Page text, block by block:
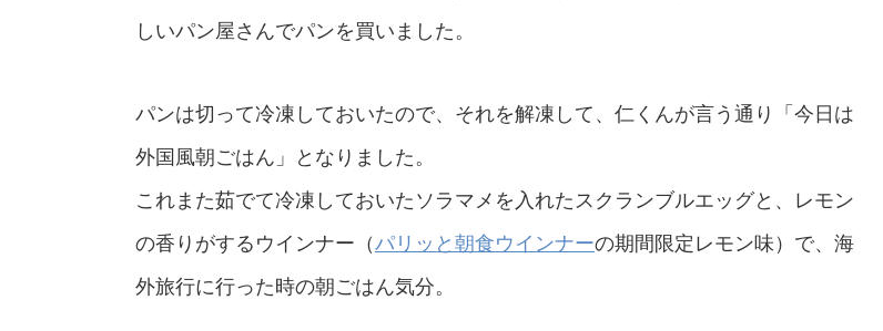
しいパン屋さんでパンを買いました。
パンは切って冷凍しておいたので、それを解凍して、仁くんが言う通り「今日は
外国風朝ごはん」となりました。
これまた茹でて冷凍しておいたソラマメを入れたスクランブルエッグと、レモン
の香りがするウインナー（パリッと朝食ウインナーの期間限定レモン味）で、海
外旅行に行った時の朝ごはん気分。